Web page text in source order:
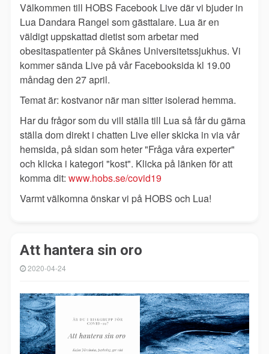
Välkommen till HOBS Facebook Live där vi bjuder in
Lua Dandara Rangel som gästtalare. Lua är en
väldigt uppskattad dietist som arbetar med
obesitaspatienter på Skånes Universitetssjukhus. Vi
kommer sända Live på vår Facebooksida kl 19.00
måndag den 27 april.
Temat är: kostvanor när man sitter isolerad hemma.
Har du frågor som du vill ställa till Lua så får du gärna
ställa dom direkt i chatten Live eller skicka in via vår
hemsida, på sidan som heter "Fråga våra experter"
och klicka i kategori "kost". Klicka på länken för att
komma dit: www.hobs.se/covid19
Varmt välkomna önskar vi på HOBS och Lua!
Att hantera sin oro
2020-04-24